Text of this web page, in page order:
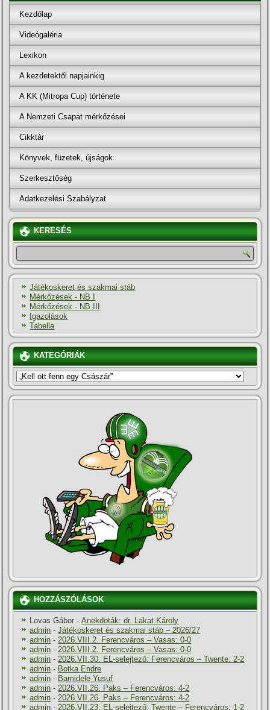
Kezdőlap
Videógaléria
Lexikon
A kezdetektől napjainkig
A KK (Mitropa Cup) története
A Nemzeti Csapat mérkőzései
Cikktár
Könyvek, füzetek, újságok
Szerkesztőség
Adatkezelési Szabályzat
KERESÉS
Játékoskeret és szakmai stáb
Mérkőzések - NB I
Mérkőzések - NB III
Igazolások
Tabella
KATEGÓRIÁK
KATEGÓRIÁK
HOZZÁSZÓLÁSOK
Lovas Gábor -Anekdoták: dr. Lakat Károly
admin -Játékoskeret és szakmai stáb – 2026/27
admin -2026.VIII.2. Ferencváros – Vasas: 0-0
admin -2026.VIII.2. Ferencváros – Vasas: 0-0
admin -2026.VII.30. EL-selejtező: Ferencváros – Twente: 2-2
admin - Botka Endre
admin - Bamidele Yusuf
admin -2026.VII.26. Paks – Ferencváros: 4-2
admin -2026.VII.26. Paks – Ferencváros: 4-2
admin -2026.VII.23. EL-selejtező: Twente – Ferencváros: 1-2